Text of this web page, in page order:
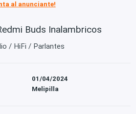
al anunciante!
Buds Inalambricos
/ HiFi / Parlantes
01/04/2024
Melipilla